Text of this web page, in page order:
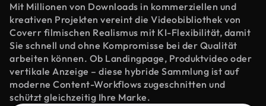
Mit Millionen von Downloads in kommerziellen und
kreativen Projekten vereint die Videobibliothek von
Coverr filmischen Realismus mit KI-Flexibilität, damit
Sie schnell und ohne Kompromisse bei der Qualität
arbeiten können. Ob Landingpage, Produktvideo oder
vertikale Anzeige – diese hybride Sammlung ist auf
moderne Content-Workflows zugeschnitten und
schützt gleichzeitig Ihre Marke.